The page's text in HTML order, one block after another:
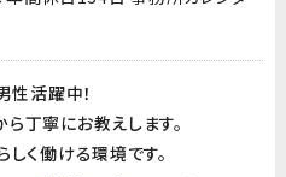
活躍中！
丁寧にお教えします。
く働ける環境です。